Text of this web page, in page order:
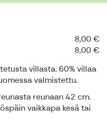
8,00 €
8,00 €
villasta. 60% villaa
valmistettu.
reunaan 42 cm.
vaikkapa kesä tai